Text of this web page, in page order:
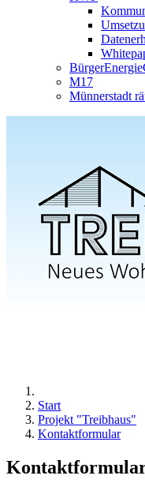
M17
Münnerstadt
Start
Projekt "Treibhaus"
Kontaktformular